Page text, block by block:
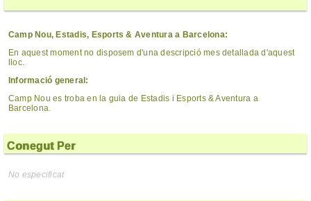
Camp Nou, Estadis, Esports & Aventura a Barcelona:
En aquest moment no disposem d'una descripció mes detallada d'aquest
lloc.
Informació general:
Camp Nou es troba en la guia de Estadis i Esports & Aventura a
Barcelona.
Conegut Per
No especificat